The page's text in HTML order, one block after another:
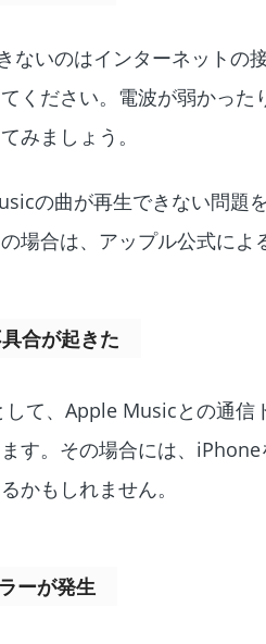
ないのはインターネットの
ください。電波が弱かっ
みましょう。
の曲が再生できない問題
場合は、アップル公式によ
合が起きた
て、Apple Musicとの通信
す。その場合には、
かもしれません。
ーが発生